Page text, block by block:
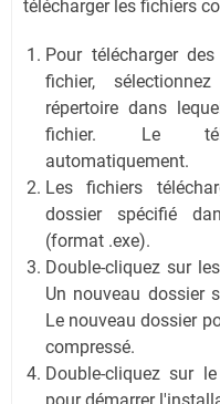
télécharger les fichiers
Pour télécharger
fichier,
répertoire dans
fichier. Le
automatiquement.
Les fichiers
dossier spécifié
(format .exe).
Double-cliquez sur
Un nouveau dossier
Le nouveau dossier
compressé.
Double-cliquez sur
pour démarrer